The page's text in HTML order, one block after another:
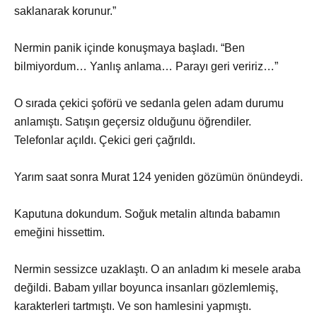
saklanarak korunur.”
Nermin panik içinde konuşmaya başladı. “Ben
bilmiyordum… Yanlış anlama… Parayı geri veririz…”
O sırada çekici şoförü ve sedanla gelen adam durumu
anlamıştı. Satışın geçersiz olduğunu öğrendiler.
Telefonlar açıldı. Çekici geri çağrıldı.
Yarım saat sonra Murat 124 yeniden gözümün önündeydi.
Kaputuna dokundum. Soğuk metalin altında babamın
emeğini hissettim.
Nermin sessizce uzaklaştı. O an anladım ki mesele araba
değildi. Babam yıllar boyunca insanları gözlemlemiş,
karakterleri tartmıştı. Ve son hamlesini yapmıştı.